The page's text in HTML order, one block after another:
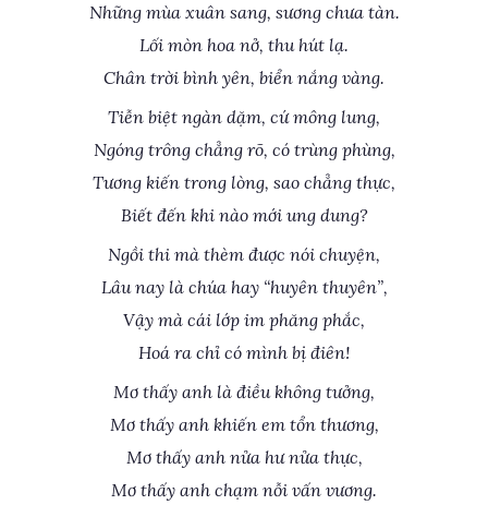
Những mùa xuân sang, sương chưa tàn.
Lối mòn hoa nở, thu hút lạ.
Chân trời bình yên, biển nắng vàng.
Tiễn biệt ngàn dặm, cứ mông lung,
Ngóng trông chẳng rõ, có trùng phùng,
Tương kiến trong lòng, sao chẳng thực,
Biết đến khi nào mới ung dung?
Ngồi thi mà thèm được nói chuyện,
Lâu nay là chúa hay “huyên thuyên”,
Vậy mà cái lớp im phăng phắc,
Hoá ra chỉ có mình bị điên!
Mơ thấy anh là điều không tưởng,
Mơ thấy anh khiến em tổn thương,
Mơ thấy anh nửa hư nửa thực,
Mơ thấy anh chạm nỗi vấn vương.